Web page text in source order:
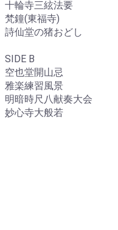
十輪寺三絃法要
梵鐘(東福寺)
詩仙堂の猪おどし
SIDE B
空也堂開山忌
雅楽練習風景
明暗時尺八献奏大会
妙心寺大般若